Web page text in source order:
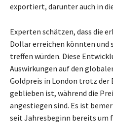
exportiert, darunter auch in die
Experten schätzen, dass die
Dollar erreichen könnten und
treffen würden. Diese
Auswirkungen auf den
Goldpreis in London trotz der
geblieben ist, während die
angestiegen sind. Es ist
seit Jahresbeginn bereits um